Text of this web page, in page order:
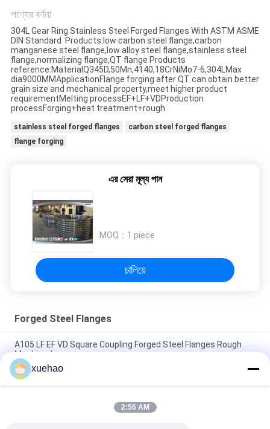
পণ্যের বর্ণনা
304L Gear Ring Stainless Steel Forged Flanges With ASTM ASME
DIN Standard ​ Products:low carbon steel flange,carbon
manganese steel flange,low alloy steel flange,stainless steel
flange,normalizing flange,QT flange Products
reference:MaterialQ345D,50Mn,4140,18CrNiMo7-6,304LMax
dia9000MMApplicationFlange forging after QT can obtain better
grain size and mechanical property,meet higher product
requirementMelting processEF+LF+VDProduction
processForging+heat treatment+rough
stainless steel forged flanges
carbon steel forged flanges
flange forging
এর সেরা মূল্য পান
MOQ： 1 piece
চালিয়ে
Forged Steel Flanges
A105 LF EF VD Square Coupling Forged Steel Flanges Rough
Machined
A105 16Mn Stainless Steel Forged Flanges High Precision
Heat Treatment
Rough Machined Forged Steel Flanges Open Die Forging
xuehao
2:56 AM